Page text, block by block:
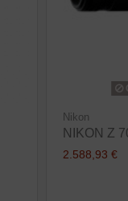
Nikon
NIKON Z
2.588,93 €